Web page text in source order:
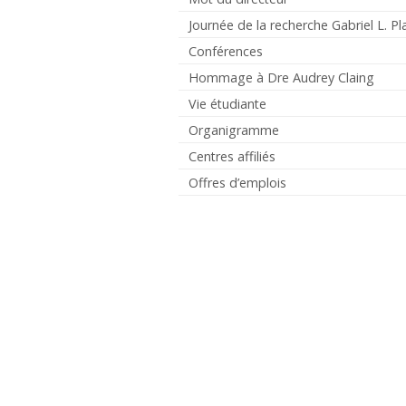
Journée de la recherche Gabriel L.
Conférences
Hommage à Dre Audrey Claing
Vie étudiante
Organigramme
Centres affiliés
Offres d’emplois